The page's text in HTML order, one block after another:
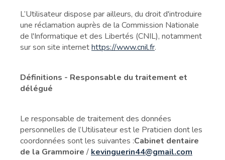
L’Utilisateur dispose par ailleurs, du droit d'introduire
une réclamation auprès de la Commission Nationale
de l'Informatique et des Libertés (CNIL), notamment
sur son site internethttps://www.cnil.fr.
Définitions - Responsable du traitement et
délégué
Le responsable de traitement des données
personnelles de l’Utilisateur est le Praticien dont les
coordonnées sont les suivantes :Cabinet dentaire
de la Grammoire / kevinguerin44@gmail.com